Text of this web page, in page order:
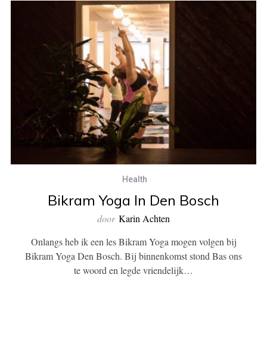
Health
Bikram Yoga In Den Bosch
door Karin Achten
Onlangs heb ik een les Bikram Yoga mogen volgen bij
Bikram Yoga Den Bosch. Bij binnenkomst stond Bas ons
te woord en legde vriendelijk…